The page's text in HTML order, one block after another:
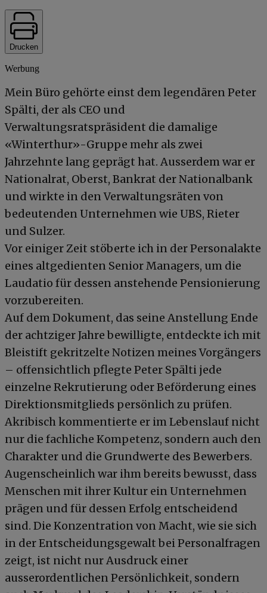
Drucken
Werbung
Mein Büro gehörte einst dem legendären Peter
Spälti, der als CEO und
Verwaltungsratspräsident die damalige
«Winterthur»-Gruppe mehr als zwei
Jahrzehnte lang geprägt hat. Ausserdem war er
Nationalrat, Oberst, Bankrat der Nationalbank
und wirkte in den Verwaltungsräten von
bedeutenden Unternehmen wie UBS, Rieter
und Sulzer.
Vor einiger Zeit stöberte ich in der Personalakte
eines altgedienten Senior Managers, um die
Laudatio für dessen anstehende Pensionierung
vorzubereiten.
Auf dem Dokument, das seine Anstellung Ende
der achtziger Jahre bewilligte, entdeckte ich mit
Bleistift gekritzelte Notizen meines Vorgängers
– offensichtlich pflegte Peter Spälti jede
einzelne Rekrutierung oder Beförderung eines
Direktionsmitglieds persönlich zu prüfen.
Akribisch kommentierte er im Lebenslauf nicht
nur die fachliche Kompetenz, sondern auch den
Charakter und die Grundwerte des Bewerbers.
Augenscheinlich war ihm bereits bewusst, dass
Menschen mit ihrer Kultur ein Unternehmen
prägen und für dessen Erfolg entscheidend
sind. Die Konzentration von Macht, wie sie sich
in der Entscheidungsgewalt bei Personalfragen
zeigt, ist nicht nur Ausdruck einer
ausserordentlichen Persönlichkeit, sondern